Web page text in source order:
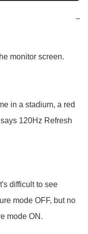
−
monitor screen.
in a stadium, a red
120Hz Refresh
difficult to see
mode OFF, but no
mode ON.